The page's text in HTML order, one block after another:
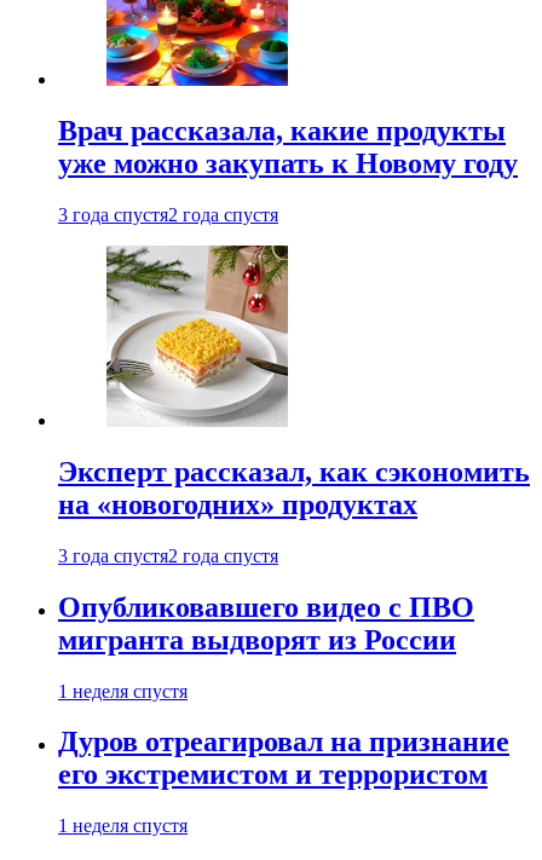
Врач рассказала, какие продукты
уже можно закупать к Новому году
3 года спустя2 года спустя
Эксперт рассказал, как сэкономить
на «новогодних» продуктах
3 года спустя2 года спустя
Опубликовавшего видео с ПВО
мигранта выдворят из России
1 неделя спустя
Дуров отреагировал на признание
его экстремистом и террористом
1 неделя спустя